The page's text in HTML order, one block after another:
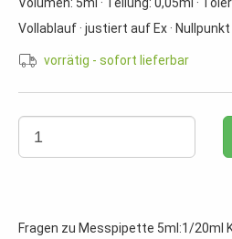
Vollablauf · justiert auf Ex · Nullpunkt
vorrätig - sofort lieferbar
Fragen zu Messpipette 5ml:1/20ml